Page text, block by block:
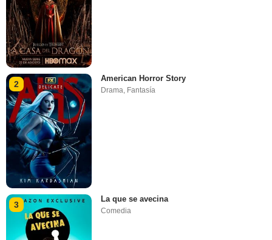
2
American Horror Story
Drama, Fantasía
3
La que se avecina
Comedia